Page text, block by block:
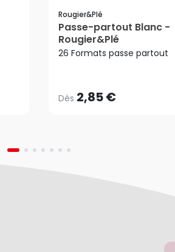
Rougier&plé
Passe-partout Blanc -
Rougier&Plé
26 Formats passe partout
Dès 2,85 €
Dès2,85 €